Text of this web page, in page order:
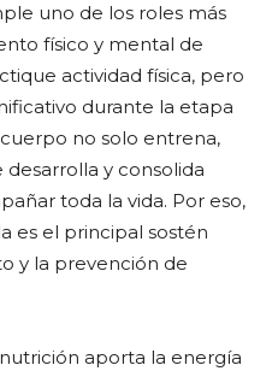
uno de los roles más
físico y mental de
actividad física, pero
durante la etapa
no solo entrena,
y consolida
toda la vida. Por eso,
es el principal sostén
y la prevención de
aporta la energía